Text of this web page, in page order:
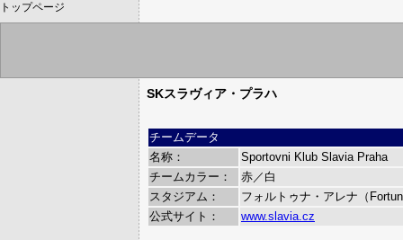
トップページ
SKスラヴィア・プラハ
チームデータ
名称：
Sportovni Klub Slavia Praha
チームカラー：
赤／白
スタジアム：
フォルトゥナ・アレナ（
公式サイト：
www.slavia.cz